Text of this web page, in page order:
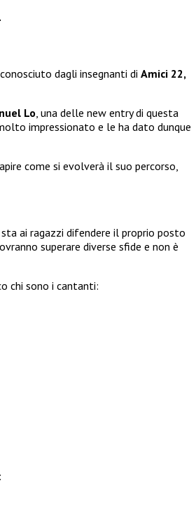
dagli insegnanti di Amici 22,
Lo, una delle new entry di questa
impressionato e le ha dato dunque
come si evolverà il suo percorso,
ai ragazzi difendere il proprio posto
superare diverse sfide e non è
chi sono i cantanti: